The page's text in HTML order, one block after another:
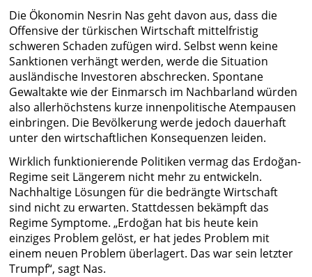
Die Ökonomin Nesrin Nas geht davon aus, dass die
Offensive der türkischen Wirtschaft mittelfristig
schweren Schaden zufügen wird. Selbst wenn keine
Sanktionen verhängt werden, werde die Situation
ausländische Investoren abschrecken. Spontane
Gewaltakte wie der Einmarsch im Nachbarland würden
also allerhöchstens kurze innenpolitische Atempausen
einbringen. Die Bevölkerung werde jedoch dauerhaft
unter den wirtschaftlichen Konsequenzen leiden.
Wirklich funktionierende Politiken vermag das Erdoğan-
Regime seit Längerem nicht mehr zu entwickeln.
Nachhaltige Lösungen für die bedrängte Wirtschaft
sind nicht zu erwarten. Stattdessen bekämpft das
Regime Symptome. „Erdoğan hat bis heute kein
einziges Problem gelöst, er hat jedes Problem mit
einem neuen Problem überlagert. Das war sein letzter
Trumpf“, sagt Nas.